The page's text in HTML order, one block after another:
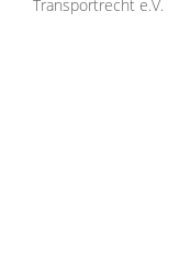
Transportrecht e.V.